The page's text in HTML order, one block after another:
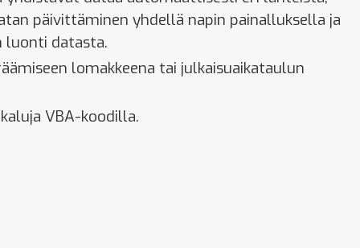
päivittäminen yhdellä napin painalluksella ja
luonti datasta.
lomakkeena tai julkaisuaikataulun
VBA-koodilla.